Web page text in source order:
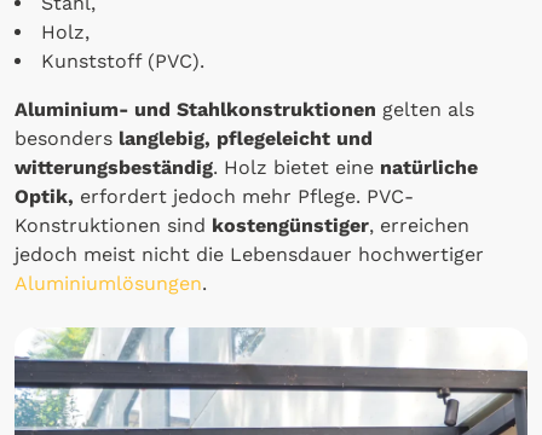
Holz,
Kunststoff (PVC).
Aluminium- und Stahlkonstruktionen gelten als
besonders langlebig, pflegeleicht und
witterungsbeständig. Holz bietet eine natürliche
Optik, erfordert jedoch mehr Pflege. PVC-
Konstruktionen sind kostengünstiger, erreichen
jedoch meist nicht die Lebensdauer hochwertiger
Aluminiumlösungen.